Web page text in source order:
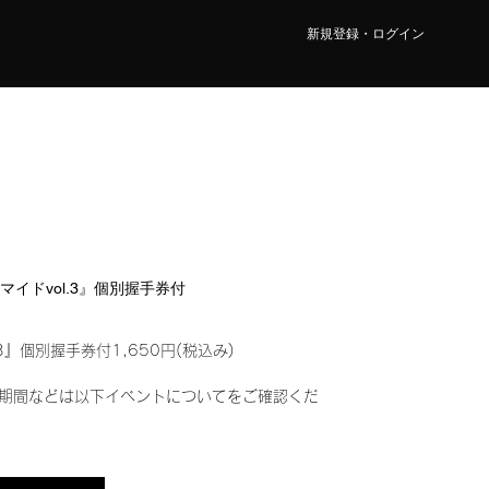
新規登録・ログイン
イドvol.3』個別握手券付
』個別握手券付1,650円(税込み)
間などは以下イベントについてをご確認くだ